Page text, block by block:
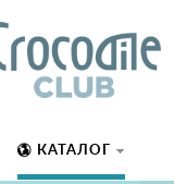
КАТАЛОГ